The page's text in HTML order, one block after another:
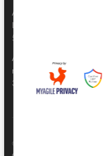
ANVU Sicilia esprime
Locale di Catania e
5 Agosto 2026
ANVU Sicilia News –
responsabilità condivisa
3 Agosto 2026
© Copyright 2022. All right